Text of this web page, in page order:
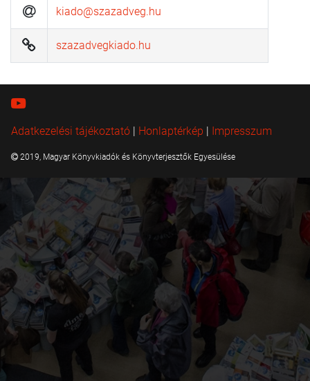
kiado@szazadveg.hu
szazadvegkiado.hu
Adatkezelési tájékoztató | Honlaptérkép | Impresszum
2019, Magyar Könyvkiadók és Könyvterjesztők Egyesülése